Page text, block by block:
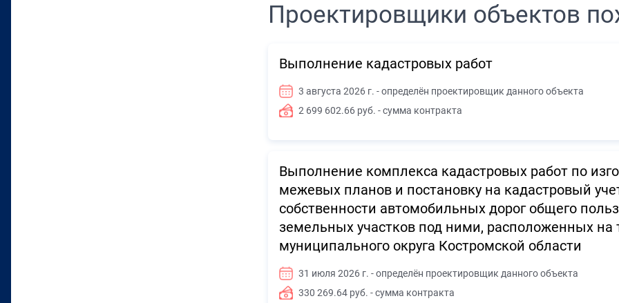
Проектировщики объектов
Выполнение кадастровых работ
3 августа 2026 г. - определён проектировщик данного объекта
2 699 602.66 руб. - сумма контракта
Выполнение комплекса кадастровых работ по
межевых планов и постановку на кадастровый
собственности автомобильных дорог общего
земельных участков под ними, расположенных на
муниципального округа Костромской области
31 июля 2026 г. - определён проектировщик данного объекта
330 269.64 руб. - сумма контракта